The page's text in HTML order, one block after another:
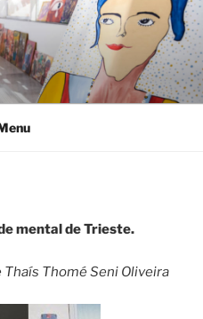
em Psicopatologia, Drogas e
mental de Trieste.
Thomé Seni Oliveira